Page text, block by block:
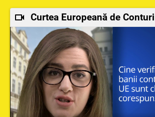
Curtea Europeană de Conturi